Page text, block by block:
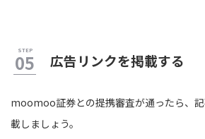
広告リンクを掲載する
moomoo証券との提携審査が通ったら、
載しましょう。